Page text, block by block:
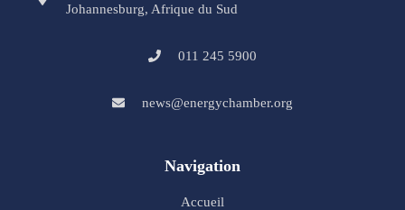
Johannesburg, Afrique du Sud
011 245 5900
news@energychamber.org
Navigation
Accueil